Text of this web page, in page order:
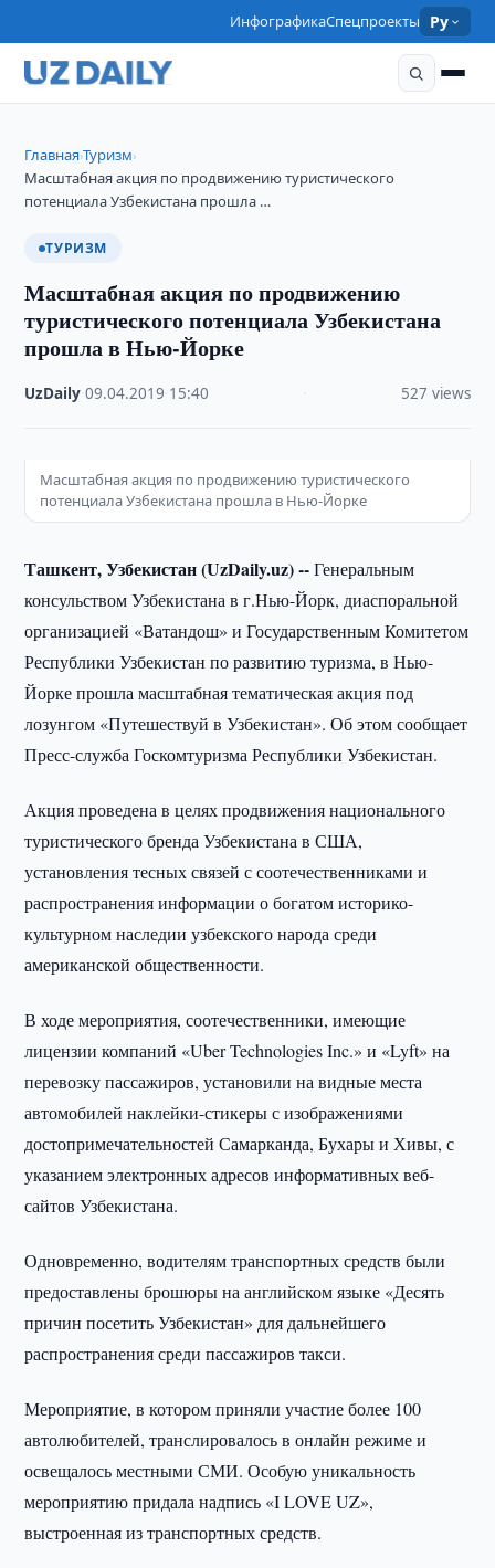
ИнфографикаСпецпроекты Ру
Главная›Туризм›
Масштабная акция по продвижению туристического
потенциала Узбекистана прошла …
ТУРИЗМ
Масштабная акция по продвижению
туристического потенциала Узбекистана
прошла в Нью-Йорке
UzDaily ·09.04.2019 15:40 527 views
Масштабная акция по продвижению туристического
потенциала Узбекистана прошла в Нью-Йорке
Ташкент, Узбекистан (UzDaily.uz) --Генеральным
консульством Узбекистана в г.Нью-Йорк, диаспоральной
организацией «Ватандош» и Государственным Комитетом
Республики Узбекистан по развитию туризма, в Нью-
Йорке прошла масштабная тематическая акция под
лозунгом «Путешествуй в Узбекистан». Об этом сообщает
Пресс-служба Госкомтуризма Республики Узбекистан.
Акция проведена в целях продвижения национального
туристического бренда Узбекистана в США,
установления тесных связей с соотечественниками и
распространения информации о богатом историко-
культурном наследии узбекского народа среди
американской общественности.
В ходе мероприятия, соотечественники, имеющие
лицензии компаний «Uber Technologies Inc.» и «Lyft» на
перевозку пассажиров, установили на видные места
автомобилей наклейки-стикеры с изображениями
достопримечательностей Самарканда, Бухары и Хивы, с
указанием электронных адресов информативных веб-
сайтов Узбекистана.
Одновременно, водителям транспортных средств были
предоставлены брошюры на английском языке «Десять
причин посетить Узбекистан» для дальнейшего
распространения среди пассажиров такси.
Мероприятие, в котором приняли участие более 100
автолюбителей, транслировалось в онлайн режиме и
освещалось местными СМИ. Особую уникальность
мероприятию придала надпись «I LOVE UZ»,
выстроенная из транспортных средств.